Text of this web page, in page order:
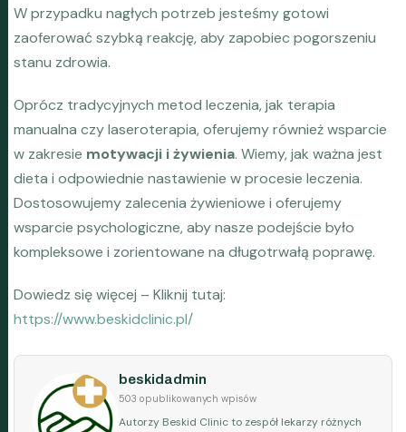
W przypadku nagłych potrzeb jesteśmy gotowi
zaoferować szybką reakcję, aby zapobiec pogorszeniu
stanu zdrowia.
Oprócz tradycyjnych metod leczenia, jak terapia
manualna czy laseroterapia, oferujemy również wsparcie
w zakresie motywacji i żywienia. Wiemy, jak ważna jest
dieta i odpowiednie nastawienie w procesie leczenia.
Dostosowujemy zalecenia żywieniowe i oferujemy
wsparcie psychologiczne, aby nasze podejście było
kompleksowe i zorientowane na długotrwałą poprawę.
Dowiedz się więcej – Kliknij tutaj:
https://www.beskidclinic.pl/
beskidadmin
503 opublikowanych wpisów
Autorzy Beskid Clinic to zespół lekarzy różnych